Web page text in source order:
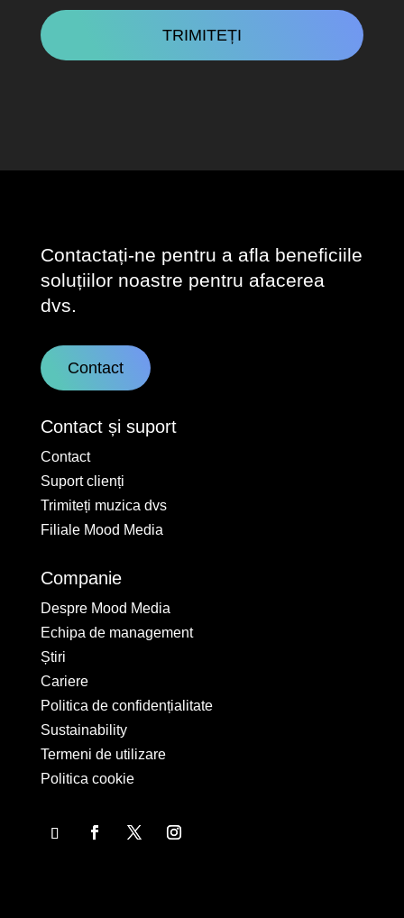
Contactați-ne pentru a afla beneficiile
soluțiilor noastre pentru afacerea
dvs.
Contact
Contact și suport
Contact
Suport clienți
Trimiteți muzica dvs
Filiale Mood Media
Companie
Despre Mood Media
Echipa de management
Știri
Cariere
Politica de confidențialitate
Sustainability
Termeni de utilizare
Politica cookie